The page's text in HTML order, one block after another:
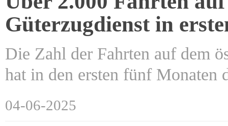
Güterzugdienst in
Die Zahl der Fahrten auf dem
hat in den ersten fünf Monaten
04-06-2025